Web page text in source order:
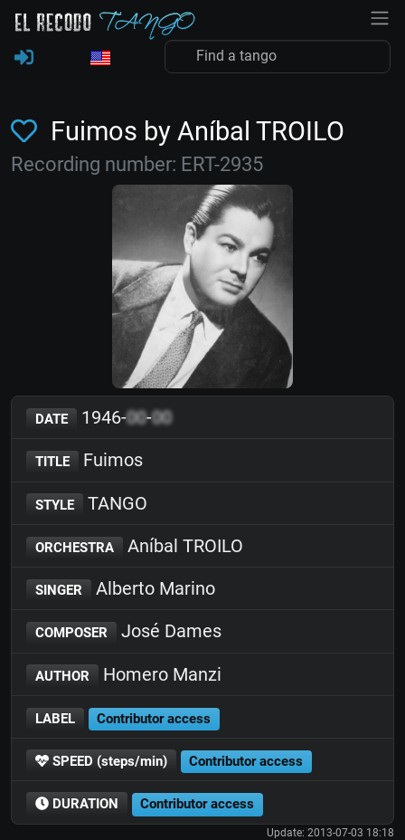
Fuimos by Aníbal TROILO
Recording number: ERT-2935
DATE 1946-00-00
TITLE Fuimos
STYLE TANGO
ORCHESTRA Aníbal TROILO
SINGER Alberto Marino
COMPOSER José Dames
AUTHOR Homero Manzi
LABEL Contributor access
SPEED (steps/min) Contributor access
DURATION Contributor access
Update: 2013-07-03 18:18